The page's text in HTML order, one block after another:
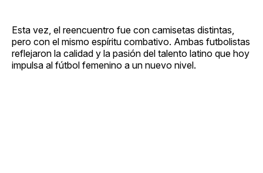
Esta vez, el reencuentro fue con camisetas distintas,
pero con el mismo espíritu combativo. Ambas futbolistas
reflejaron la calidad y la pasión del talento latino que hoy
impulsa al fútbol femenino a un nuevo nivel.